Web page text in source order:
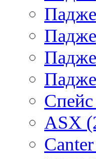
ASX